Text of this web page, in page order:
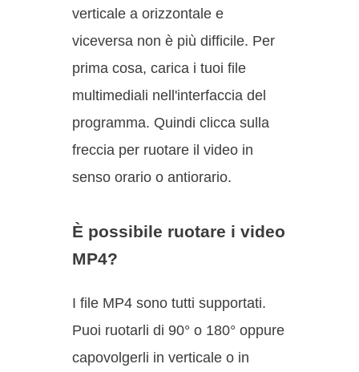
verticale a orizzontale e
viceversa non è più difficile. Per
prima cosa, carica i tuoi file
multimediali nell'interfaccia del
programma. Quindi clicca sulla
freccia per ruotare il video in
senso orario o antiorario.
È possibile ruotare i video
MP4?
I file MP4 sono tutti supportati.
Puoi ruotarli di 90° o 180° oppure
capovolgerli in verticale o in